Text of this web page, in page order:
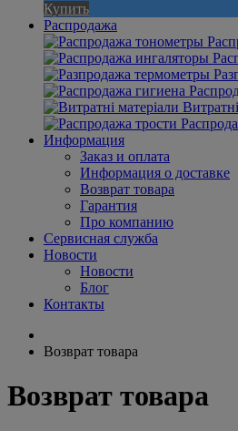
Купить
Распродажа
Информация
Заказ и оплата
Информация о доставке
Возврат товара
Гарантия
Про компанию
Сервисная служба
Новости
Новости
Блог
Контакты
Возврат товара
Возврат товара